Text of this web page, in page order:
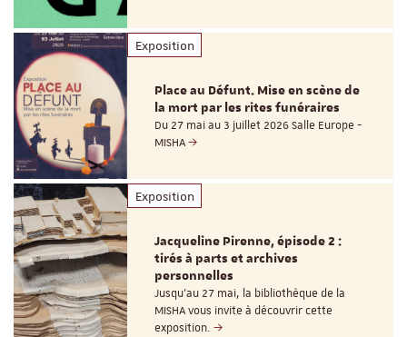
Exposition
Place au Défunt. Mise en scène de
la mort par les rites funéraires
Du 27 mai au 3 juillet 2026 Salle Europe -
MISHA
Exposition
Jacqueline Pirenne, épisode 2 :
tirés à parts et archives
personnelles
Jusqu’au 27 mai, la bibliothèque de la
MISHA vous invite à découvrir cette
exposition.